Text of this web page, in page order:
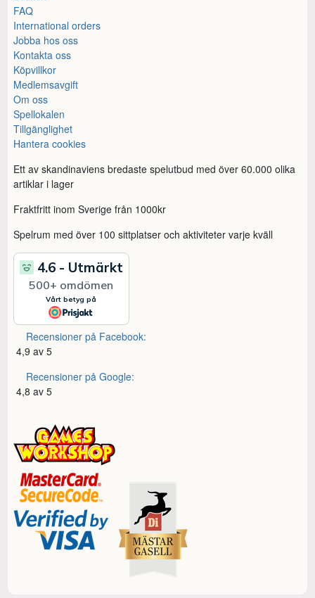
FAQ
International orders
Jobba hos oss
Kontakta oss
Köpvillkor
Medlemsavgift
Om oss
Spellokalen
Tillgänglighet
Hantera cookies
Ett av skandinaviens bredaste spelutbud med över 60.000 olika
artiklar i lager
Fraktfritt inom Sverige från 1000kr
Spelrum med över 100 sittplatser och aktiviteter varje kväll
Recensioner på Facebook:
4,9 av 5
Recensioner på Google:
4,8 av 5